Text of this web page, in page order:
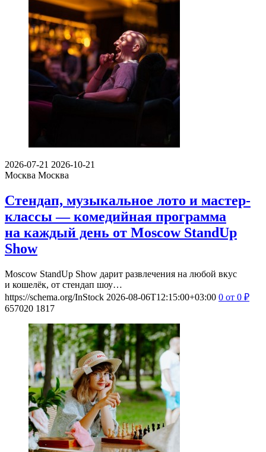
2026-07-21 2026-10-21
Москва Москва
Стендап, музыкальное лото и мастер-
классы — комедийная программа
на каждый день от Moscow StandUp
Show
Moscow StandUp Show дарит развлечения на любой вкус
и кошелёк, от стендап шоу…
https://schema.org/InStock 2026-08-06T12:15:00+03:00 0 от 0 ₽
657020 1817